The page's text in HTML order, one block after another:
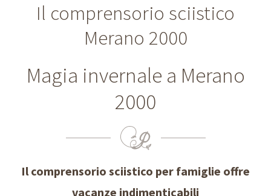
Il comprensorio sciistico
Merano 2000
Magia invernale a Merano
2000
Il comprensorio sciistico per famiglie offre
vacanze indimenticabili